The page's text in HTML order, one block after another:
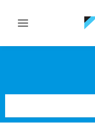
Переключить